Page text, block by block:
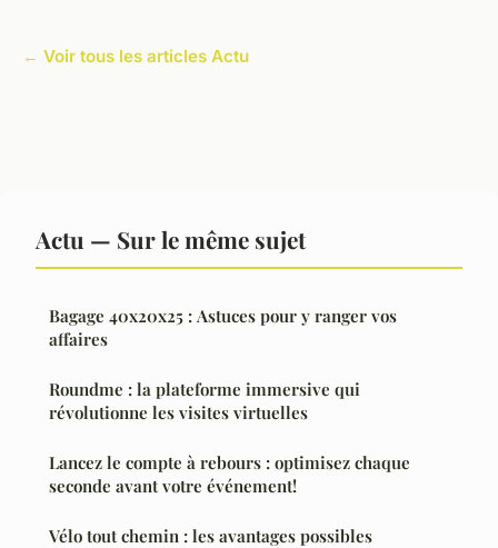
← Voir tous les articles Actu
Actu — Sur le même sujet
Bagage 40x20x25 : Astuces pour y ranger vos
affaires
Roundme : la plateforme immersive qui
révolutionne les visites virtuelles
Lancez le compte à rebours : optimisez chaque
seconde avant votre événement!
Vélo tout chemin : les avantages possibles